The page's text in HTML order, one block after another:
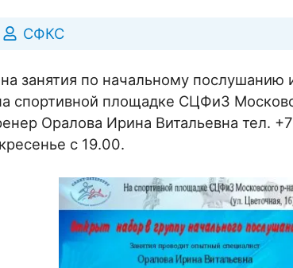
СФКС
занятия по начальному
площадке СЦФиЗ
Оралова Ирина Витальевна тел.
с 19.00.